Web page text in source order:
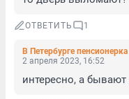
ОТВЕТИТЬ 1
2 апреля 2023, 16:52
интересно, а